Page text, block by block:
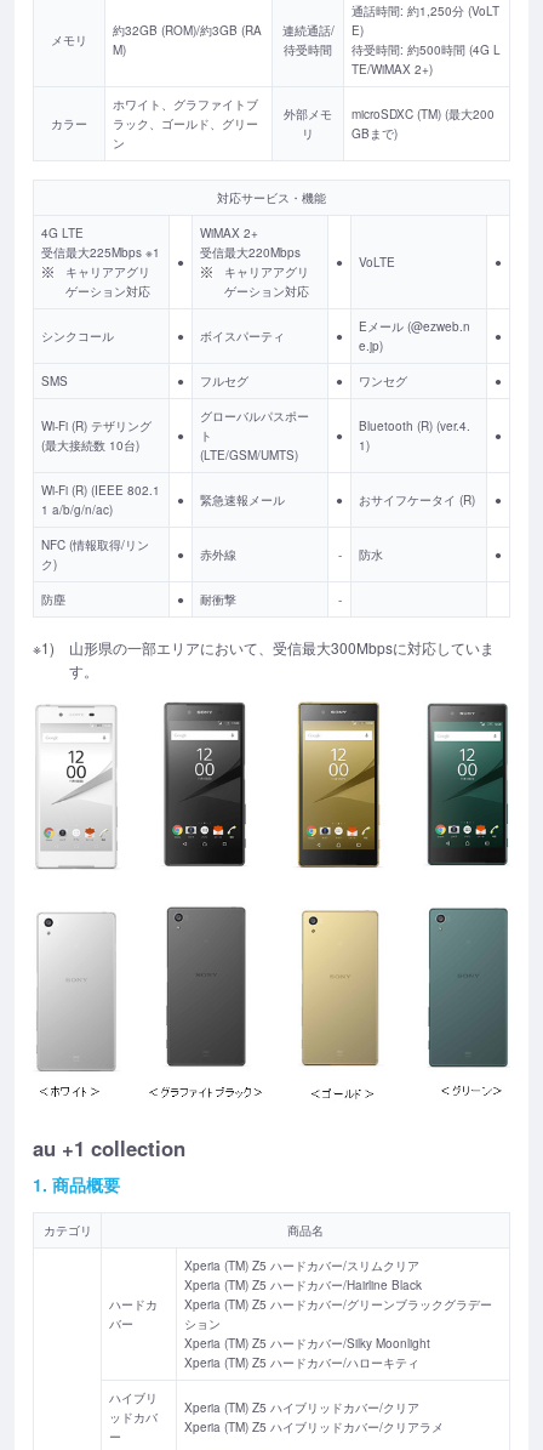
メモリ
約32GB (ROM)/約3GB (RA
M)
連続通話/
待受時間
通話時間: 約1,250分 (VoLT
E)
待受時間: 約500時間 (4G L
TE/WiMAX 2+)
カラー
ホワイト、グラファイトブ
ラック、ゴールド、グリー
ン
外部メモ
リ
microSDXC (TM) (最大200
GBまで)
対応サービス・機能
4G LTE
受信最大225Mbps ※1
キャリアアグリ
ゲーション対応
●
WiMAX 2+
受信最大220Mbps
キャリアアグリ
ゲーション対応
● VoLTE ●
シンクコール ● ボイスパーティ ●
Eメール (@ezweb.n
e.jp)
●
SMS ● フルセグ ● ワンセグ ●
Wi-Fi (R) テザリング
(最大接続数 10台)
●
グローバルパスポー
ト
(LTE/GSM/UMTS)
●
Bluetooth (R) (ver.4.
1)
●
Wi-Fi (R) (IEEE 802.1
1 a/b/g/n/ac)
● 緊急速報メール ● おサイフケータイ (R) ●
NFC (情報取得/リン
ク)
● 赤外線 - 防水 ●
防塵 ● 耐衝撃 -
※1)
山形県の一部エリアにおいて、受信最大300Mbpsに対応していま
す。
au +1 collection
1. 商品概要
カテゴリ 商品名
ハードカ
バー
Xperia (TM) Z5 ハードカバー/スリムクリア
Xperia (TM) Z5 ハードカバー/Hairline Black
Xperia (TM) Z5 ハードカバー/グリーンブラックグラデー
ション
Xperia (TM) Z5 ハードカバー/Silky Moonlight
Xperia (TM) Z5 ハードカバー/ハローキティ
ハイブリ
ッドカバ
ー
Xperia (TM) Z5 ハイブリッドカバー/クリア
Xperia (TM) Z5 ハイブリッドカバー/クリアラメ